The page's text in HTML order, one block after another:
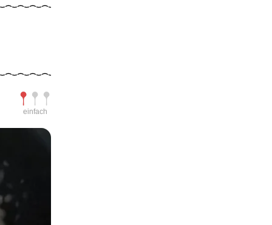
Schwierigkeit
einfach